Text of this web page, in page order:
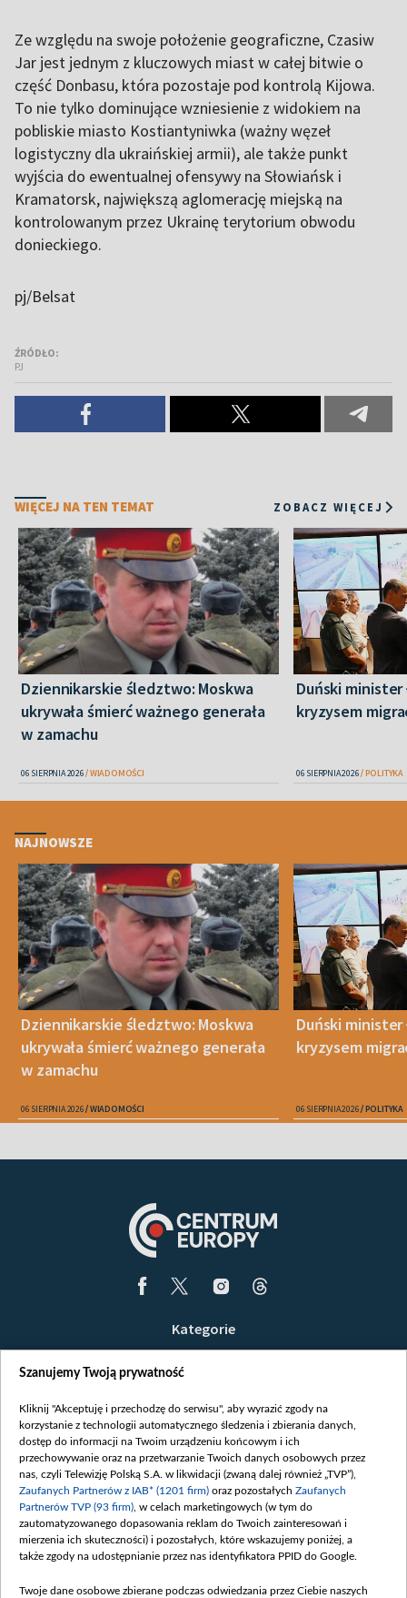
Ze względu na swoje położenie geograficzne, Czasiw
Jar jest jednym z kluczowych miast w całej bitwie o
część Donbasu, która pozostaje pod kontrolą Kijowa.
To nie tylko dominujące wzniesienie z widokiem na
pobliskie miasto Kostiantyniwka (ważny węzeł
logistyczny dla ukraińskiej armii), ale także punkt
wyjścia do ewentualnej ofensywy na Słowiańsk i
Kramatorsk, największą aglomerację miejską na
kontrolowanym przez Ukrainę terytorium obwodu
donieckiego.
pj/Belsat
ŹRÓDŁO:
PJ
WIĘCEJ NA TEN TEMAT ZOBACZ WIĘCEJ
Dziennikarskie śledztwo: Moskwa
ukrywała śmierć ważnego generała
w zamachu
06 SIERPNIA 2026 WIADOMOŚCI
Duński minister
kryzysem
06 SIERPNIA 2026 POLITYKA
NAJNOWSZE
Dziennikarskie śledztwo: Moskwa
ukrywała śmierć ważnego generała
w zamachu
06 SIERPNIA 2026 WIADOMOŚCI
Duński minister
kryzysem
06 SIERPNIA 2026 POLITYKA
Kategorie
Opinie
Białoruś / Polska
Czytelnia
Centrum Europy
O nas
Kontakt
Informacje o nadawcy
Serwisy partnerskie
Szanujemy Twoją prywatność
Kliknij "Akceptuję i przechodzę do serwisu", aby wyrazić zgody na
korzystanie z technologii automatycznego śledzenia i zbierania danych,
dostęp do informacji na Twoim urządzeniu końcowym i ich
przechowywanie oraz na przetwarzanie Twoich danych osobowych przez
nas, czyli Telewizję Polską S.A. w likwidacji (zwaną dalej również „TVP”),
Zaufanych Partnerów z IAB* (1201 firm) oraz pozostałych Zaufanych
Partnerów TVP (93 firm) , w celach marketingowych (w tym do
zautomatyzowanego dopasowania reklam do Twoich zainteresowań i
mierzenia ich skuteczności) i pozostałych, które wskazujemy poniżej, a
także zgody na udostępnianie przez nas identyfikatora PPID do Google.
Twoje dane osobowe zbierane podczas odwiedzania przez Ciebie naszych